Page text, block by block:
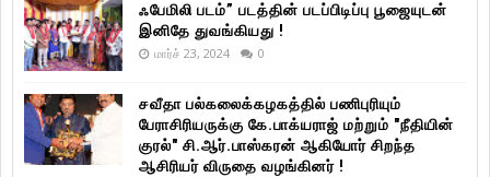
ஃபேமிலி படம்” படத்தின் படப்பிடிப்பு பூஜையுடன்
இனிதே துவங்கியது !
மார்ச் 23, 2024 0
சவீதா பல்கலைக்கழகத்தில் பணிபுரியும்
பேராசிரியருக்கு கே.பாக்யராஜ் மற்றும் "நீதியின்
குரல்" சி.ஆர்.பாஸ்கரன் ஆகியோர் சிறந்த
ஆசிரியர் விருதை வழங்கினர் !